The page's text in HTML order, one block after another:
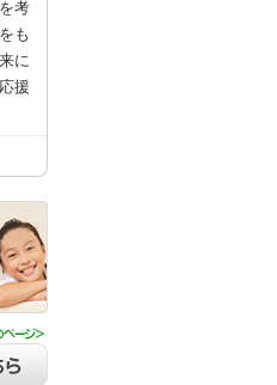
考
も
に
援